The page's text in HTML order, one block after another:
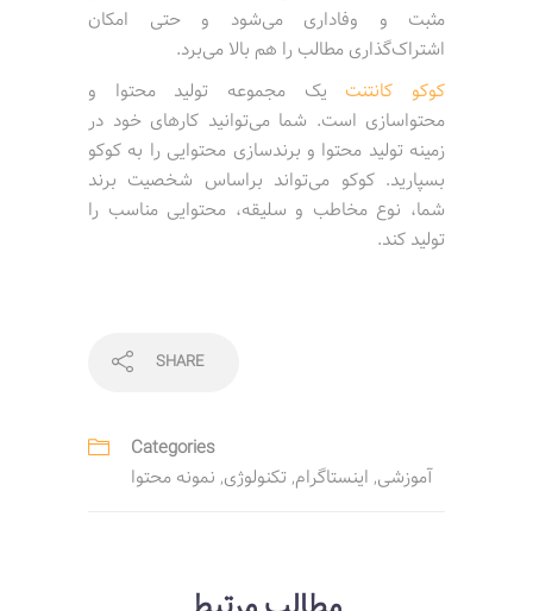
مثبت و وفاداری می‌شود و حتی امکان
اشتراک‌گذاری مطالب را هم بالا می‌برد.
کوکو کانتنت یک مجموعه تولید محتوا و
محتواسازی است. شما می‌توانید کارهای خود در
زمینه تولید محتوا و برندسازی محتوایی را به کوکو
بسپارید. کوکو می‌تواند براساس شخصیت برند
شما، نوع مخاطب و سلیقه، محتوایی مناسب را
تولید کند.
SHARE
Categories
آموزشی, اینستاگرام,تکنولوژی, نمونه محتوا